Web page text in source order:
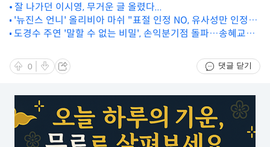
이')
잘 나가던 이시영, 무거운 글 올렸다...
'뉴진스 언니' 올리비아 마쉬 "표절 인정 NO, 유사성만 인정...
합의 마쳐"
도경수 주연 '말할 수 없는 비밀', 손익분기점 돌파…송혜교·권
0 댓글 닫기